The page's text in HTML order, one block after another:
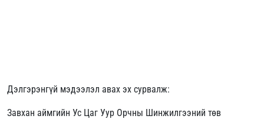
Дэлгэрэнгүй мэдээлэл авах эх сурвалж:
Завхан аймгийн Ус Цаг Уур Орчны Шинжилгээний төв